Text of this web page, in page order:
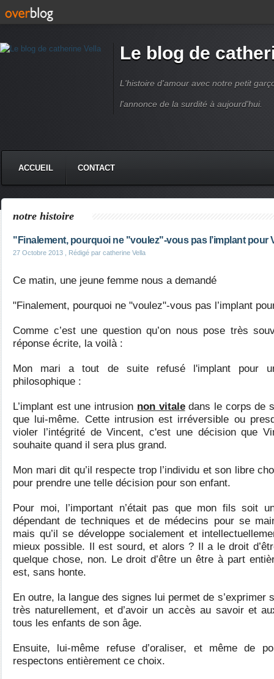
Le blog de
L'histoire d'amour avec notre petit
l'annonce de la surdité à aujourd'hui.
ACCUEIL CONTACT
notre histoire
"Finalement, pourquoi ne "voulez"-vous pas l’implant pour
27 Octobre 2013 , Rédigé par catherine Vella
Ce matin, une jeune femme nous a demandé
"Finalement, pourquoi ne "voulez"-vous pas l’implant
Comme c’est une question qu’on nous pose très
réponse écrite, la voilà :
Mon mari a tout de suite refusé l'implant pour
philosophique :
L’implant est une intrusion non vitaledans le corps de
que lui-même. Cette intrusion est irréversible ou
violer l’intégrité de Vincent, c'est une décision que
souhaite quand il sera plus grand.
Mon mari dit qu’il respecte trop l’individu et son libre
pour prendre une telle décision pour son enfant.
Pour moi, l’important n’était pas que mon fils soit
dépendant de techniques et de médecins pour se
mais qu’il se développe socialement et
mieux possible. Il est sourd, et alors ? Il a le droit
quelque chose, non. Le droit d’être un être à part
est, sans honte.
En outre, la langue des signes lui permet de s’exprimer
très naturellement, et d’avoir un accès au savoir et
tous les enfants de son âge.
Ensuite, lui-même refuse d’oraliser, et même de
respectons entièrement ce choix.